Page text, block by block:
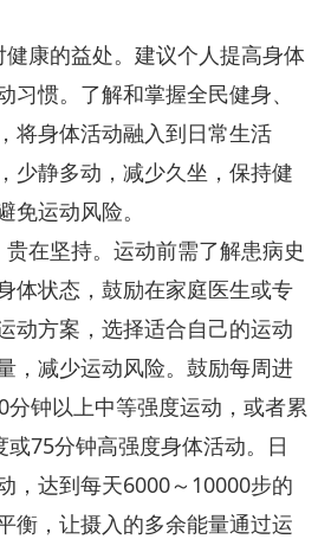
康的益处。建议个人提高身体
习惯。了解和掌握全民健身、
将身体活动融入到日常生活
少静多动，减少久坐，保持健
免运动风险。
在坚持。运动前需了解患病史
体状态，鼓励在家庭医生或专
动方案，选择适合自己的运动
，减少运动风险。鼓励每周进
钟以上中等强度运动，或者累
75分钟高强度身体活动。日
，达到每天6000～10000步的
衡，让摄入的多余能量通过运